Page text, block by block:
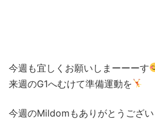
今週も宜しくお願いしまーーーす
来週のG1へむけて準備運動を
今週のMildomもありがとうござ